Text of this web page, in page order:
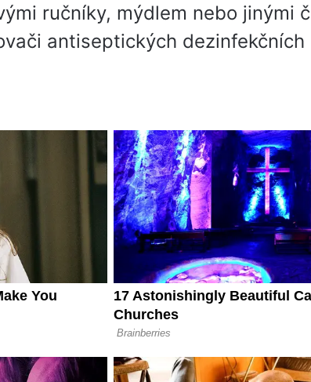
ručníky, mýdlem nebo jinými
antiseptických dezinfekčních